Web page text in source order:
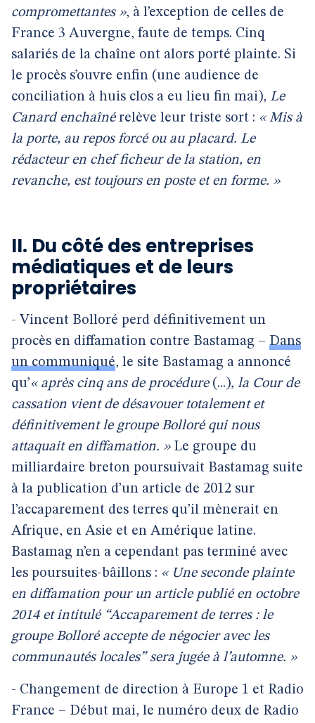
compromettantes », à l’exception de celles de
France 3 Auvergne, faute de temps. Cinq
salariés de la chaîne ont alors porté plainte. Si
le procès s’ouvre enfin (une audience de
conciliation à huis clos a eu lieu fin mai), Le
Canard enchaînérelève leur triste sort : « Mis à
la porte, au repos forcé ou au placard. Le
rédacteur en chef ficheur de la station, en
revanche, est toujours en poste et en forme. »
II. Du côté des entreprises
médiatiques et de leurs
propriétaires
- Vincent Bolloré perd définitivement un
procès en diffamation contre Bastamag – Dans
un communiqué, le site Bastamag a annoncé
qu’« après cinq ans de procédure (...), la Cour de
cassation vient de désavouer totalement et
définitivement le groupe Bolloré qui nous
attaquait en diffamation. »Le groupe du
milliardaire breton poursuivait Bastamag suite
à la publication d’un article de 2012 sur
l’accaparement des terres qu’il mènerait en
Afrique, en Asie et en Amérique latine.
Bastamag n’en a cependant pas terminé avec
les poursuites-bâillons : « Une seconde plainte
en diffamation pour un article publié en octobre
2014 et intitulé “Accaparement de terres : le
groupe Bolloré accepte de négocier avec les
communautés locales” sera jugée à l’automne. »
- Changement de direction à Europe 1 et Radio
France – Début mai, le numéro deux de Radio